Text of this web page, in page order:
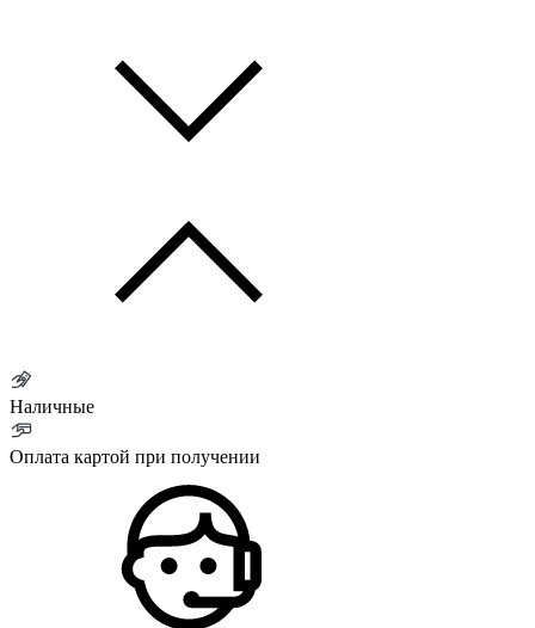
Наличные
Оплата картой при получении